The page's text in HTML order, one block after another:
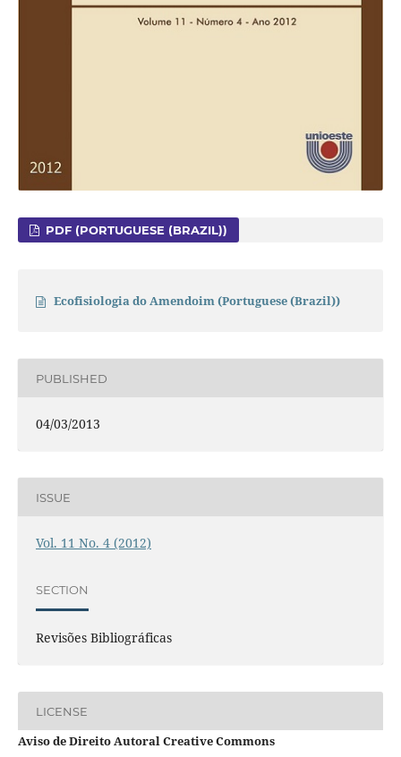
PDF (PORTUGUESE (BRAZIL))
Ecofisiologia do Amendoim (Portuguese (Brazil))
PUBLISHED
04/03/2013
ISSUE
Vol. 11 No. 4 (2012)
SECTION
Revisões Bibliográficas
LICENSE
Aviso de Direito Autoral Creative Commons